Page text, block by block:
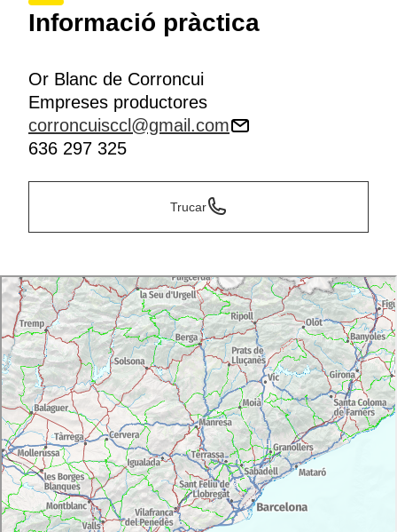
Informació pràctica
Or Blanc de Corroncui
Empreses productores
corroncuisccl@gmail.com
636 297 325
Trucar